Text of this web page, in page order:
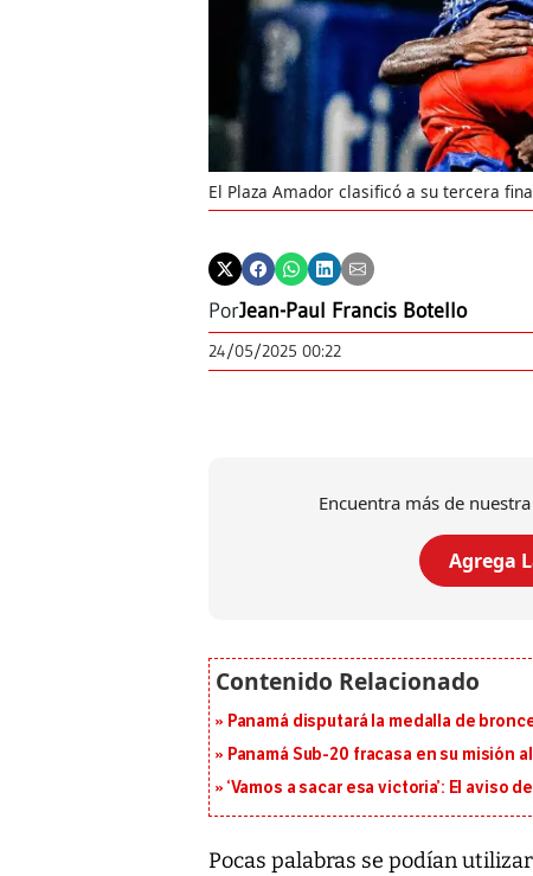
El Plaza Amador clasificó a su tercera
PorJean-Paul Francis Botello
24/05/2025 00:22
Encuentra más de
Agrega
Panamá disputará la medalla de
Panamá Sub-20 fracasa en su misión
‘Vamos a sacar esa victoria’: El aviso
Pocas palabras se podían